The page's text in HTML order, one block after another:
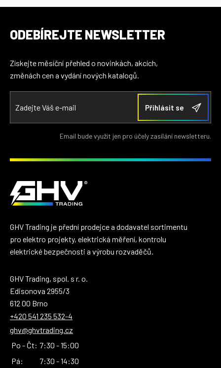
ODEBÍREJTE NEWSLETTER
Získejte měsíční přehled o novinkách, akcích,
změnách cen a vydání nových katalogů.
Email bude využit jen pro účely zasílání newsletteru.
GHV Trading je přední prodejce a dodavatel sortimentu
pro elektro projekty, elektrická měření, kontrolu
elektrické bezpečnosti a výrobu rozvaděčů.
GHV Trading, spol. s r. o.
Edisonova 2955/3
612 00 Brno
+420 541 235 532-4
ghv@ghvtrading.cz
Po - Čt: 7:30 - 15:00
Pá:
7:30 - 14:30